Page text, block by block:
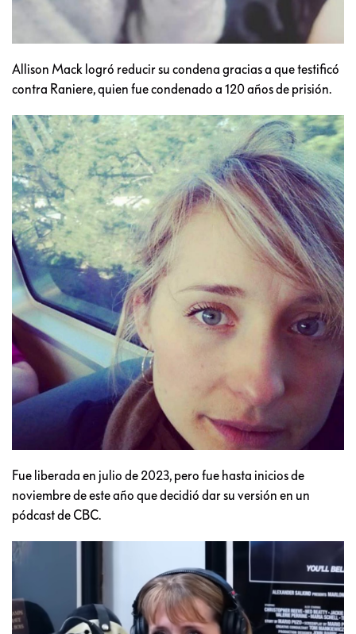
Allison Mack logró reducir su condena gracias a que testificó
contra Raniere, quien fue condenado a 120 años de prisión.
Fue liberada en julio de 2023, pero fue hasta inicios de
noviembre de este año que decidió dar su versión en un
pódcast de CBC.